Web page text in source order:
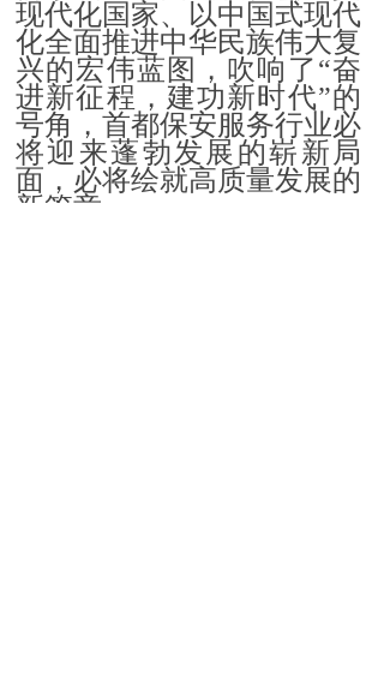
现代化国家、以中国式现代
化全面推进中华民族伟大复
兴的宏伟蓝图，吹响了“奋
进新征程，建功新时代”的
号角，首都保安服务行业必
将迎来蓬勃发展的崭新局
面，必将绘就高质量发展的
新篇章。